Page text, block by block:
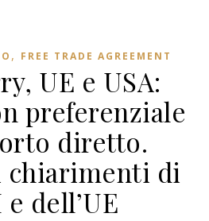
, FREE TRADE AGREEMENT
UE e USA:
preferenziale
diretto.
chiarimenti di
dell’UE